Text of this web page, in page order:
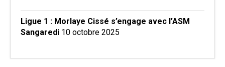
Ligue 1 : Morlaye Cissé s’engage avec l’ASM
Sangaredi 10 octobre 2025